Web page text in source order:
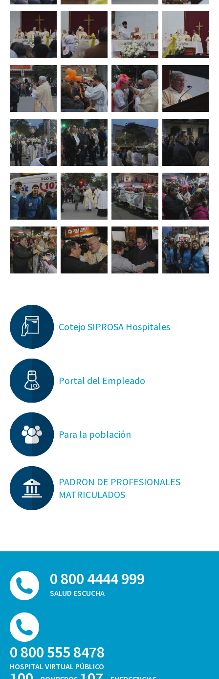
Cotejo SIPROSA Hospitales
Portal del Empleado
Para la población
PADRON DE PROFESIONALES
MATRICULADOS
0 800 4444 999
SALUD ESCUCHA
0 800 555 8478
HOSPITAL VIRTUAL PÚBLICO